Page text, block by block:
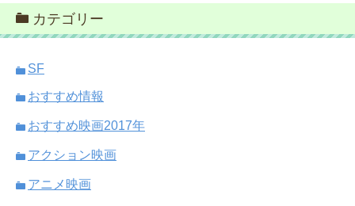
カテゴリー
SF
おすすめ情報
おすすめ映画2017年
アクション映画
アニメ映画